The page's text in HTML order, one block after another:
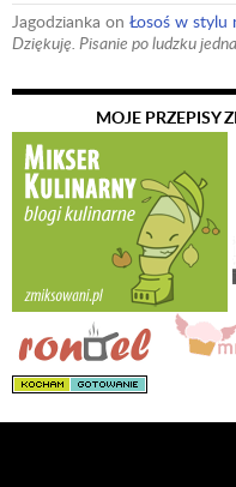
Jagodzianka on Łosoś w stylu
Dziękuję. Pisanie po ludzku
MOJE PRZEPISY